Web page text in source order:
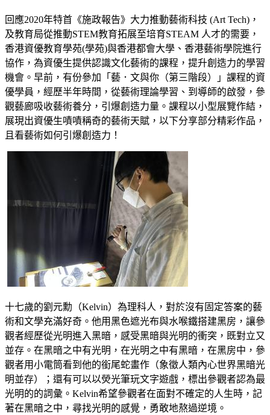
回應2020年特首《施政報告》大力推動藝術科技 (Art Tech)，
及教育局從推動STEM教育拓展至培育STEAM 人才的需要，
香港資優教育學苑(學苑)與香港都會大學、香港藝術學院進行
協作，為資優生提供認識文化藝術的課程，提升創造力的學習
機會。早前，有份參加「藝．文與你（第三階段）」課程的資
優學員，經歷半年時間，從藝術理論學習、到導師的啟發，參
觀藝廊吸收藝術養分，引爆創造力量。課程以小型展覽作結，
展現出資優生嘖嘖稱奇的藝術天賦，以下分享部分精彩作品，
且看藝術如何引爆創造力！
十七歲的劉元勳（Kelvin）為理科人，對於沒有固定答案的藝
術和文學充滿好奇。他用黑色遮光布與水喉鐵搭建黑房，讓參
觀者經歷從光明進入黑暗，感受黑暗與光明的衝突，既對立又
並存。在黑暗之中有光明，在光明之中有黑暗，在黑房中，參
觀者用小電筒看到他的銜尾蛇畫作（象徵人類內心世界黑暗光
明並存）；還有可以以熒光筆玩文字遊戲，標出參觀者認為最
光明的的詞彙。Kelvin希望參觀者在面對不確定的人生時，記
著在黑暗之中，尋找光明的感覺，勇敢地熬過逆境。